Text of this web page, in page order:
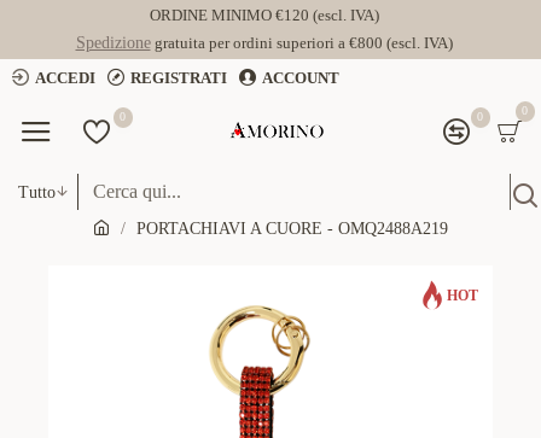
ORDINE MINIMO €120 (escl. IVA)
Spedizionegratuita per ordini superiori a €800 (escl. IVA)
ACCEDI
REGISTRATI ACCOUNT
0 0 0
Tutto
PORTACHIAVI A CUORE - OMQ2488A219
HOT